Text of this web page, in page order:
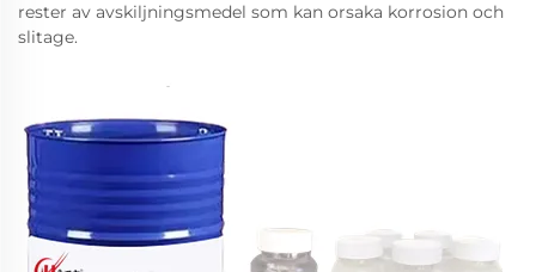
rester av avskiljningsmedel som kan orsaka korrosion och
slitage.